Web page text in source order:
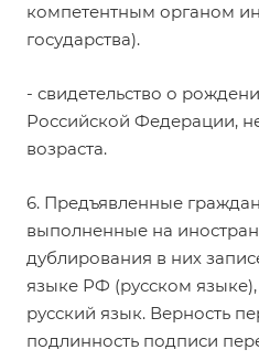
компетентным органом
государства).
- свидетельство о
Российской Федерации,
возраста.
6. Предъявленные
выполненные на
дублирования в них
языке РФ (русском
русский язык. Верность
подлинность подписи